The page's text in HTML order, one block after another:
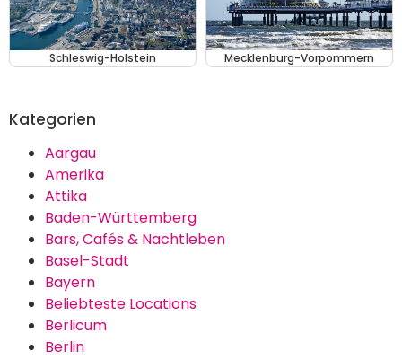
Schleswig-Holstein Mecklenburg-Vorpommern
Kategorien
Aargau
Amerika
Attika
Baden-Württemberg
Bars, Cafés & Nachtleben
Basel-Stadt
Bayern
Beliebteste Locations
Berlicum
Berlin